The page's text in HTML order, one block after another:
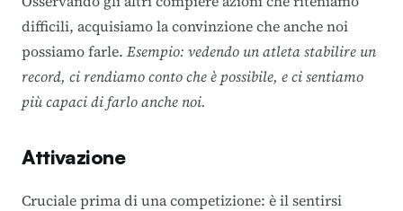
difficili, acquisiamo la convinzione che anche noi
possiamo farle. Esempio: vedendo un atleta stabilire un
record, ci rendiamo conto che è possibile, e ci sentiamo
più capaci di farlo anche noi.
Attivazione
Cruciale prima di una competizione: è il sentirsi